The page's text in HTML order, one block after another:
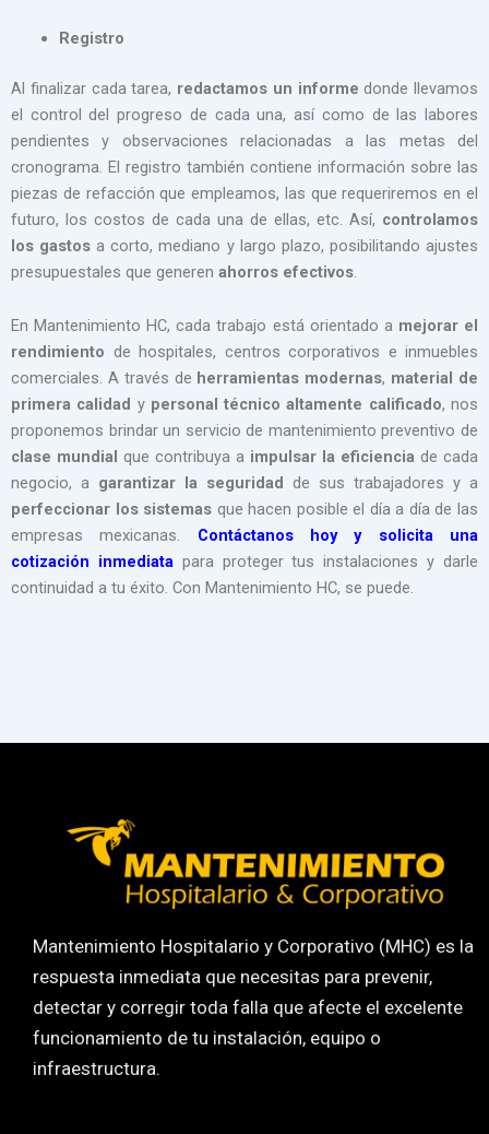
Registro
Al finalizar cada tarea, redactamos un informedonde llevamos
el control del progreso de cada una, así como de las labores
pendientes y observaciones relacionadas a las metas del
cronograma. El registro también contiene información sobre las
piezas de refacción que empleamos, las que requeriremos en el
futuro, los costos de cada una de ellas, etc. Así, controlamos
los gastos a corto, mediano y largo plazo, posibilitando ajustes
presupuestales que generen ahorros efectivos
En Mantenimiento HC, cada trabajo está orientado a mejorar el
rendimiento de hospitales, centros corporativos e inmuebles
comerciales. A través de herramientas modernas, material de
primera calidad y personal técnico altamente calificado, nos
proponemos brindar un servicio de mantenimiento preventivo de
clase mundial que contribuya a impulsar la eficiencia de cada
negocio, a garantizar la seguridad de sus trabajadores y a
perfeccionar los sistemas que hacen posible el día a día de las
empresas mexicanas. Contáctanos hoy y solicita una
cotización inmediata para proteger tus instalaciones y darle
continuidad a tu éxito. Con Mantenimiento HC, se puede.
Mantenimiento Hospitalario y Corporativo (MHC) es la
respuesta inmediata que necesitas para prevenir,
detectar y corregir toda falla que afecte el excelente
funcionamiento de tu instalación, equipo o
infraestructura.